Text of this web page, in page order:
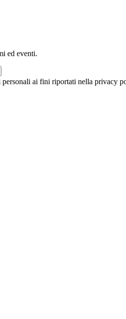
ed eventi.
ai fini riportati nella privacy